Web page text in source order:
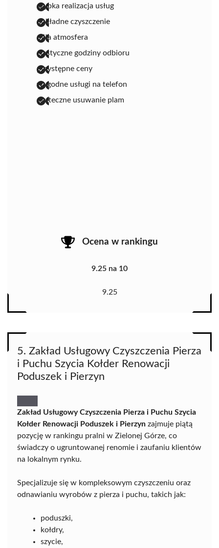
szybka realizacja usług
dokładne czyszczenie
miła atmosfera
elastyczne godziny odbioru
przystępne ceny
wygodne usługi na telefon
skuteczne usuwanie plam
Ocena w rankingu
9.25 na 10
9.25
5. Zakład Usługowy Czyszczenia Pierza
i Puchu Szycia Kołder Renowacji
Poduszek i Pierzyn
Zakład Usługowy Czyszczenia Pierza i Puchu Szycia
Kołder Renowacji Poduszek i Pierzyn zajmuje piątą
pozycję w rankingu pralni w Zielonej Górze, co
świadczy o ugruntowanej renomie i zaufaniu klientów
na lokalnym rynku.
Specjalizuje się w kompleksowym czyszczeniu oraz
odnawianiu wyrobów z pierza i puchu, takich jak:
poduszki,
kołdry,
szycie,